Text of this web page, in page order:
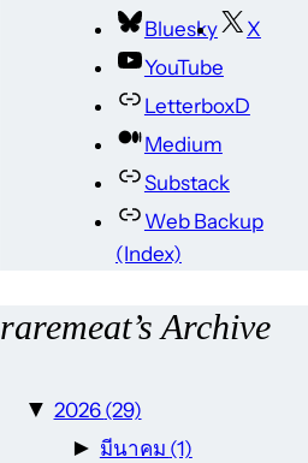
Bluesky
X
YouTube
LetterboxD
Medium
Substack
Web Backup
(Index)
raremeat’s Archive
▼ 2026 (29)
► มีนาคม (1)